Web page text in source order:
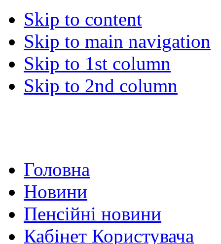
Skip to content
Skip to main navigation
Skip to 1st column
Skip to 2nd column
Головна
Новини
Пенсійні новини
Кабінет Користувача